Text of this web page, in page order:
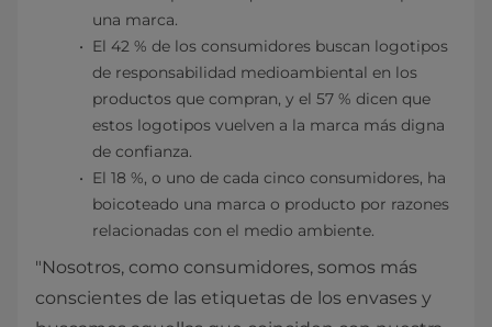
una marca.
El 42 % de los consumidores buscan logotipos
de responsabilidad medioambiental en los
productos que compran, y el 57 % dicen que
estos logotipos vuelven a la marca más digna
de confianza.
El 18 %, o uno de cada cinco consumidores, ha
boicoteado una marca o producto por razones
relacionadas con el medio ambiente.
"Nosotros, como consumidores, somos más
conscientes de las etiquetas de los envases y